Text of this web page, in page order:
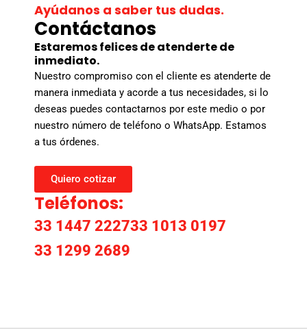
Ayúdanos a saber tus dudas.
Contáctanos
Estaremos felices de atenderte de
inmediato.
Nuestro compromiso con el cliente es atenderte de
manera inmediata y acorde a tus necesidades, si lo
deseas puedes contactarnos por este medio o por
nuestro número de teléfono o WhatsApp. Estamos
a tus órdenes.
Quiero cotizar
Teléfonos:
33 1447 222733 1013 0197
33 1299 2689